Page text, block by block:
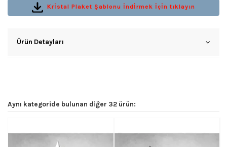
Krİstal Plaket Şablonu İndİrmek İçİn tıklayın
Ürün Detayları
Aynı kategoride bulunan diğer 32 ürün: